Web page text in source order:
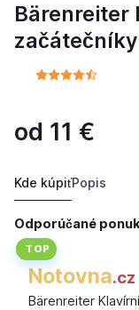
Bärenreiter
začátečníky
od 11 €
Kde kúpiťPopis
Odporúčané
TOP
Notovna.cz
Bärenreiter